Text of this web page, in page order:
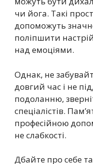
чи йога. Такі
допоможуть
поліпшити
над емоціями.
Однак, не
довгий час і не
подоланню,
спеціалістів.
професійною
не слабкості.
Дбайте про себе